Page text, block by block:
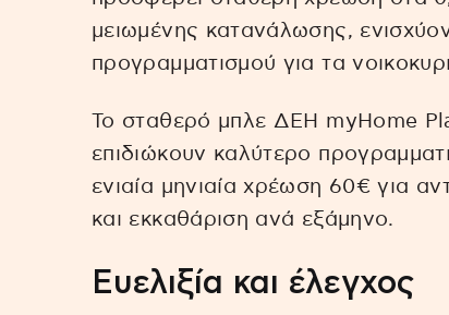
μειωμένης κατανάλωσης,
προγραμματισμού για τα
Το σταθερό μπλε ΔΕΗ myHome
επιδιώκουν καλύτερο
ενιαία μηνιαία χρέωση 60€ για
και εκκαθάριση ανά εξάμηνο.
Ευελιξία και έλεγχος